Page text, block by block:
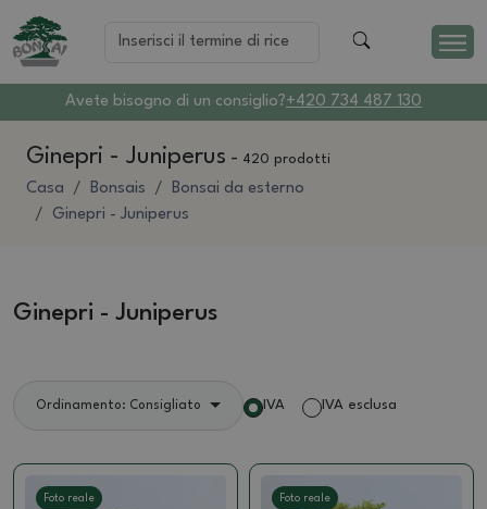
Avete bisogno di un consiglio?+420 734 487 130
Ginepri - Juniperus - 420 prodotti
Casa Bonsais
Bonsai da esterno
Ginepri - Juniperus
Ginepri - Juniperus
Ordinamento: Consigliato IVA IVA esclusa
Foto reale Foto reale